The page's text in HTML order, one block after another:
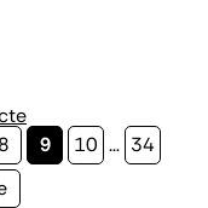
Page
8
Page
9 Page
10 … Page
34